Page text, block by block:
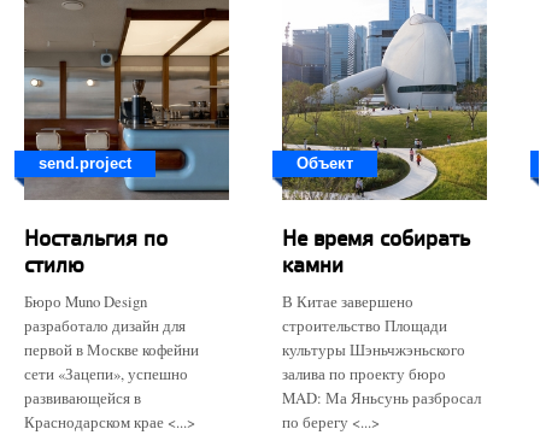
send.project
Ностальгия по
стилю
Бюро Muno Design
разработало дизайн для
первой в Москве кофейни
сети «Зацепи», успешно
развивающейся в
Краснодарском крае <...>
Объект
Не время собирать
камни
В Китае завершено
строительство Площади
культуры Шэньчжэньского
залива по проекту бюро
MAD: Ма Яньсунь разбросал
по берегу <...>